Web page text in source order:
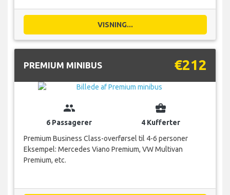
VISNING...
PREMIUM MINIBUS €212
group
6 Passagerer
business_center
4 Kufferter
Premium Business Class-overførsel til 4-6 personer
Eksempel: Mercedes Viano Premium, VW Multivan
Premium, etc.